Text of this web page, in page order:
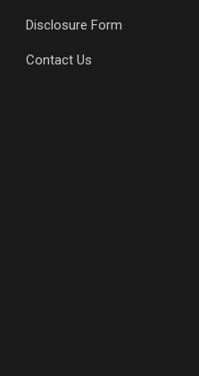
Disclosure Form
Contact Us